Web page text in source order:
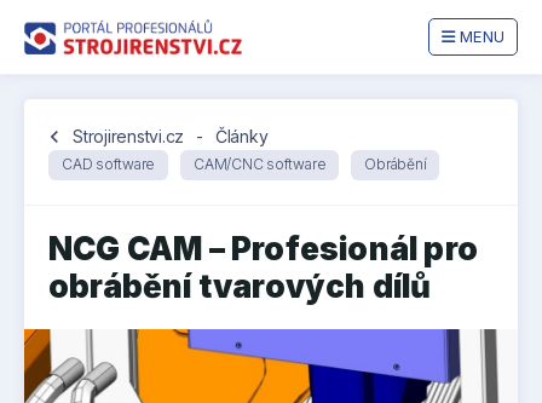
MENU
chevron_left Strojirenstvi.cz - Články
CAD software CAM/CNC software Obrábění
NCG CAM – Profesionál pro
obrábění tvarových dílů